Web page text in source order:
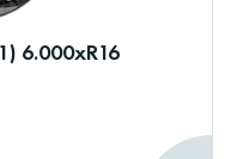
6.000xR16